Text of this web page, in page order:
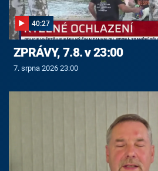
40:27
ZPRÁVY, 7.8. v 23:00
7. srpna 2026 23:00